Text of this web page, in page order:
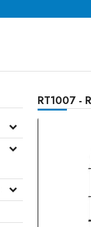
RT1007 -